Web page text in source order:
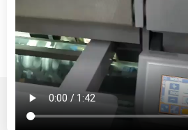
Häufig gestellte Fragen